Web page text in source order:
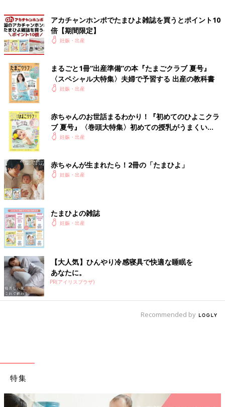
赤ちゃんが順調に成長して、直接母乳を与えることができるよう
になると、ママたちは少しずつ育児に自信がついてくるようで
す。自分のおっぱいから母乳を吸って赤ちゃんが満足している様
子は、ママにとってはうれしいものです。
――一方で、母乳が出にくいママもいるのではないでしょうか。
市川 生まれてすぐ、直接吸わせることができないので、母乳が
思うよに出ないママもいます。ただ乳頭を刺激したり、時間ごと
に搾乳したりして、助産師などのスタッフが積極的にケアにかか
わっています。
もちろん、母乳が出にくいことでママが自分を責める必要はあり
ません。「赤ちゃんがそばにいないのに、夜中に搾乳するのはむ
なしかった」という声もあります。搾乳したくても出ないときも
あります。そんなときはミルクでも大丈夫。母乳にこだわるよ
り、ママはしっかり体を休め、ストレスをためないことが大切。
気持ちが楽になることで母乳育児が好転したケースも多いです。
退院後も積極的に相談をして ママの気持ちを表出す
ることが大切
後期早産のママたちは、退院後の育児にとまどうことがあるとい
います。また、産後しばらくしてから「予期せぬ早産というお
産」になってしまったことにモヤモヤした気持ちを抱えること
も。そんなとき、どこに相談すればいいのでしょうか。
――赤ちゃんが退院した後、育児はスムーズに行くのでしょう
をしっかり教えてもらえないまま自分だけ退院してしまうことが
多いのです。いざ赤ちゃんが退院して家でのお世話が始まると、
りがちなため、授乳しようとしても十分に哺乳できないと悩むマ
アカチャンホンポでたまひよ雑誌を買うとポイント10
倍【期間限定】
妊娠・出産
まるごと1冊“出産準備”の本『たまごクラブ 夏号』
〈スペシャル大特集〉夫婦で予習する 出産の教科書
妊娠・出産
赤ちゃんのお世話まるわかり！『初めてのひよこクラ
ブ 夏号』〈巻頭大特集〉初めての授乳がうまくい
く！ おっぱい・ミルクの基本と夏のトラブル 解決テ
妊娠・出産
赤ちゃんが生まれたら！2冊の「たまひよ」
妊娠・出産
たまひよの雑誌
妊娠・出産
【大人気】ひんやり冷感寝具で快適な睡眠を
あなたに。
PR(アイリスプラザ)
Recommended by
特集